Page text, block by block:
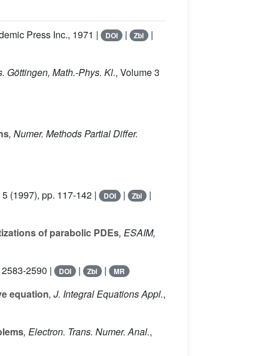
Press Inc., 1971 | DOI | Zbl |
Göttingen, Math.-Phys. Kl., Volume 3
, Numer. Methods Partial Differ.
5 (1997), pp. 117-142 | DOI | Zbl |
of parabolic PDEs, ESAIM,
2590 | DOI | Zbl | MR
equation, J. Integral Equations Appl.,
, Electron. Trans. Numer. Anal.,